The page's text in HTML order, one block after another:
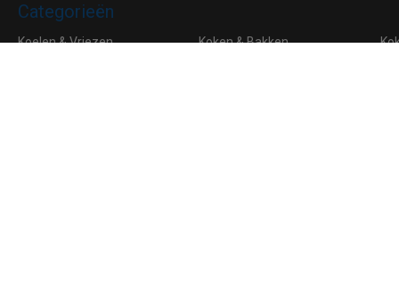
Categorieën
Koelen & Vriezen Koken & Bakken